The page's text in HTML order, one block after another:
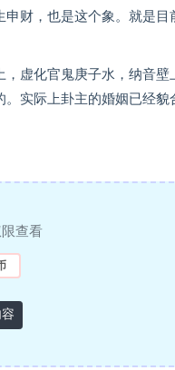
财，也是这个象。就是
虚化官鬼庚子水，纳音
实际上卦主的婚姻已经
查看